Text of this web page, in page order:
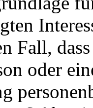
Fall,
oder